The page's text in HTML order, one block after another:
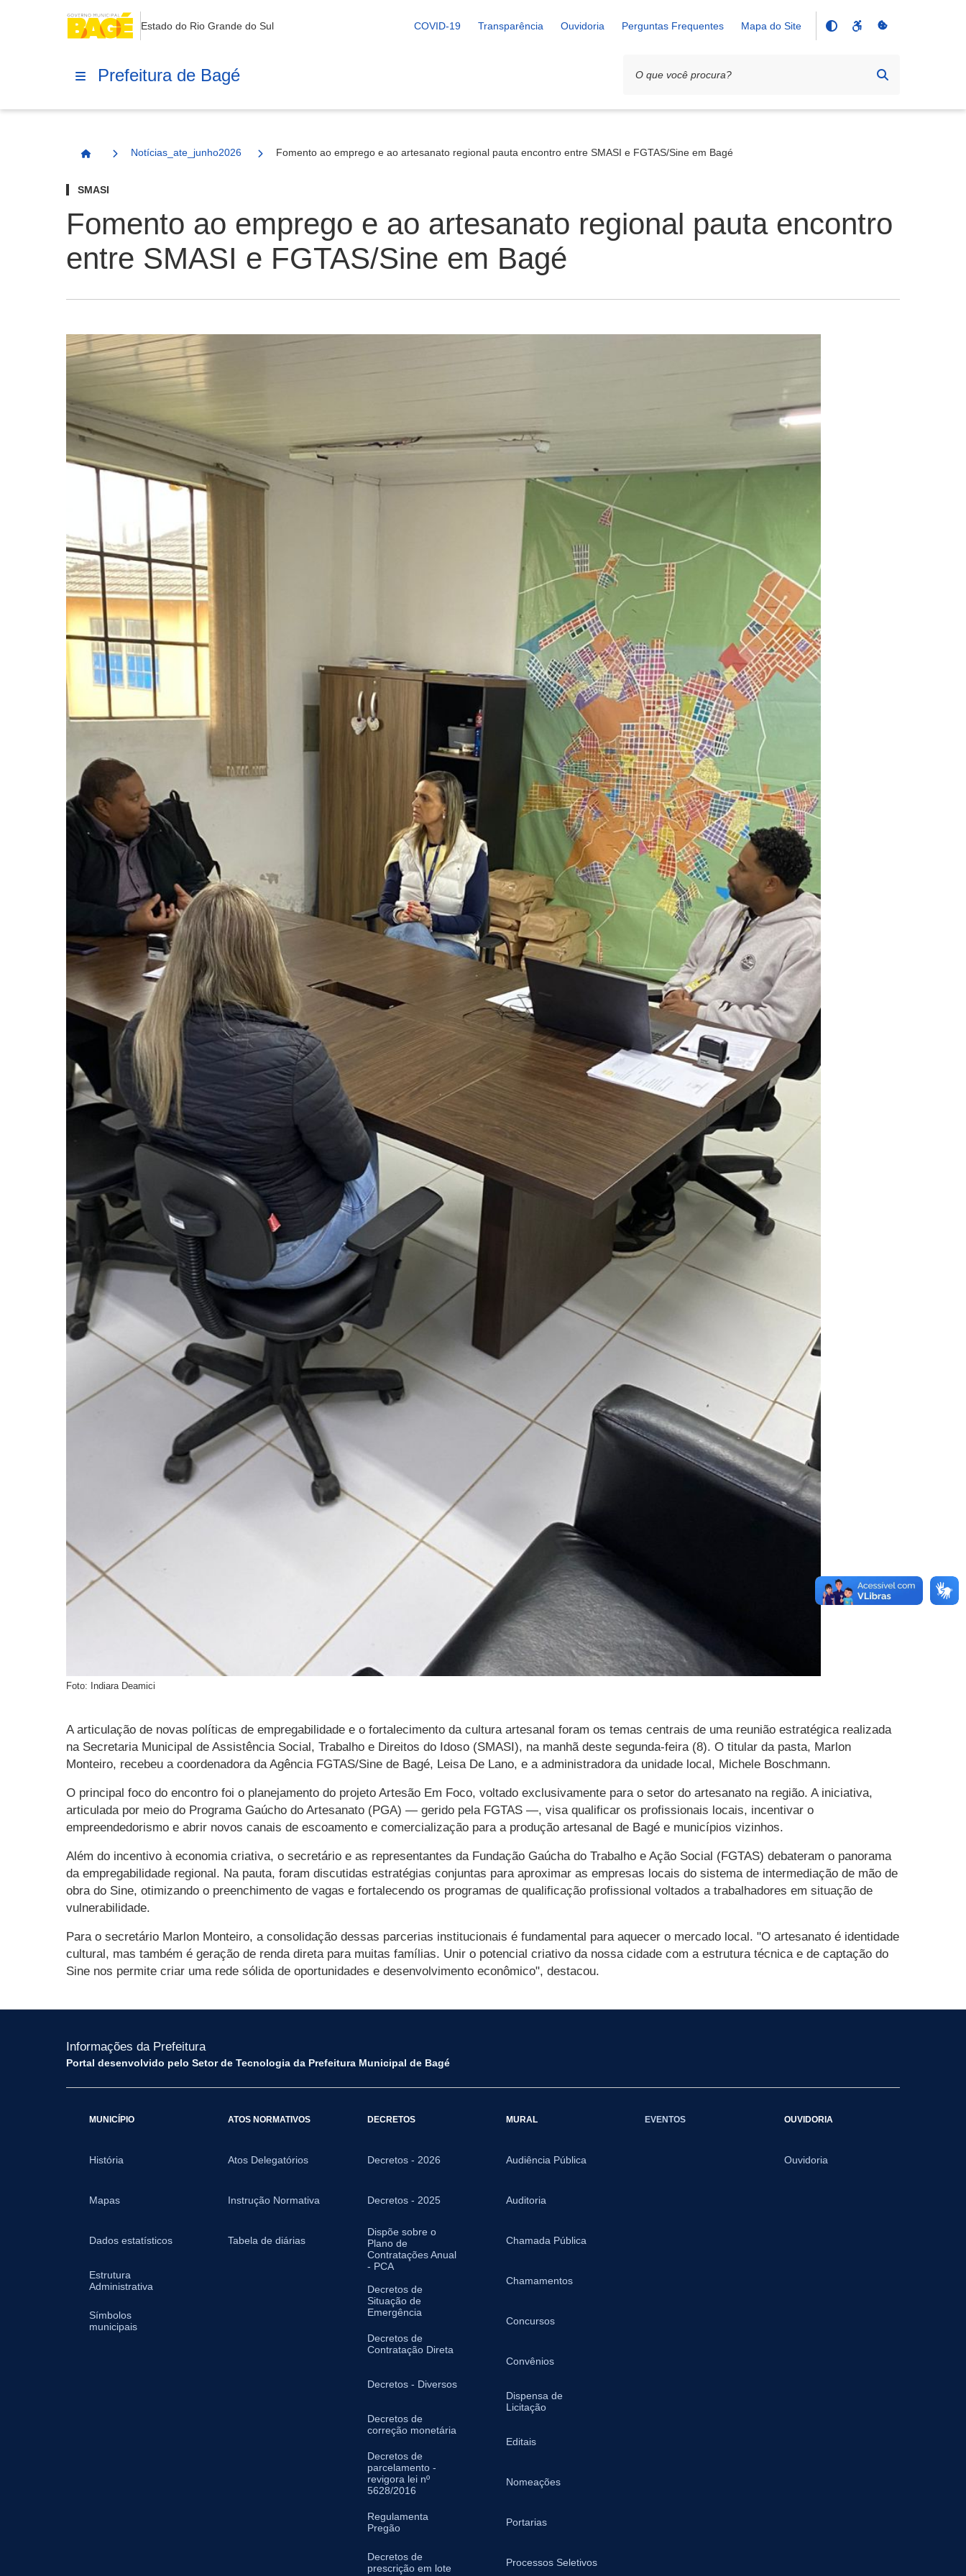
Estado do Rio Grande do Sul COVID-19 Transparência Ouvidoria Perguntas Frequentes Mapa do Site
Prefeitura de Bagé
Página Inicial
Notícias_ate_junho2026 Fomento ao emprego e ao artesanato regional pauta encontro entre SMASI e FGTAS/Sine em Bagé
SMASI
Fomento ao emprego e ao artesanato regional pauta encontro
entre SMASI e FGTAS/Sine em Bagé
Foto: Indiara Deamici
A articulação de novas políticas de empregabilidade e o fortalecimento da cultura artesanal foram os temas centrais de uma reunião estratégica realizada
na Secretaria Municipal de Assistência Social, Trabalho e Direitos do Idoso (SMASI), na manhã deste segunda-feira (8). O titular da pasta, Marlon
Monteiro, recebeu a coordenadora da Agência FGTAS/Sine de Bagé, Leisa De Lano, e a administradora da unidade local, Michele Boschmann.
O principal foco do encontro foi o planejamento do projeto Artesão Em Foco, voltado exclusivamente para o setor do artesanato na região. A iniciativa,
articulada por meio do Programa Gaúcho do Artesanato (PGA) — gerido pela FGTAS —, visa qualificar os profissionais locais, incentivar o
empreendedorismo e abrir novos canais de escoamento e comercialização para a produção artesanal de Bagé e municípios vizinhos.
Além do incentivo à economia criativa, o secretário e as representantes da Fundação Gaúcha do Trabalho e Ação Social (FGTAS) debateram o panorama
da empregabilidade regional. Na pauta, foram discutidas estratégias conjuntas para aproximar as empresas locais do sistema de intermediação de mão de
obra do Sine, otimizando o preenchimento de vagas e fortalecendo os programas de qualificação profissional voltados a trabalhadores em situação de
vulnerabilidade.
Para o secretário Marlon Monteiro, a consolidação dessas parcerias institucionais é fundamental para aquecer o mercado local. "O artesanato é identidade
cultural, mas também é geração de renda direta para muitas famílias. Unir o potencial criativo da nossa cidade com a estrutura técnica e de captação do
Sine nos permite criar uma rede sólida de oportunidades e desenvolvimento econômico", destacou.
Informações da Prefeitura
Portal desenvolvido pelo Setor de Tecnologia da Prefeitura Municipal de Bagé
MUNICÍPIO
História
Mapas
Dados estatísticos
Estrutura
Administrativa
Símbolos
municipais
ATOS NORMATIVOS
Atos Delegatórios
Instrução Normativa
Tabela de diárias
DECRETOS
Decretos - 2026
Decretos - 2025
Dispõe sobre o
Plano de
Contratações Anual
- PCA
Decretos de
Situação de
Emergência
Decretos de
Contratação Direta
Decretos - Diversos
Decretos de
correção monetária
Decretos de
parcelamento -
revigora lei nº
5628/2016
Regulamenta
Pregão
Decretos de
prescrição em lote
MURAL
Audiência Pública
Auditoria
Chamada Pública
Chamamentos
Concursos
Convênios
Dispensa de
Licitação
Editais
Nomeações
Portarias
Processos Seletivos
EVENTOS OUVIDORIA
Ouvidoria